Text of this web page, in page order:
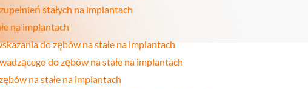
Profilaktyka
Higienizacja
Fizjoterapia
stałych na implantach
na implantach
do zębów na stałe na implantach
do zębów na stałe na implantach
na stałe na implantach